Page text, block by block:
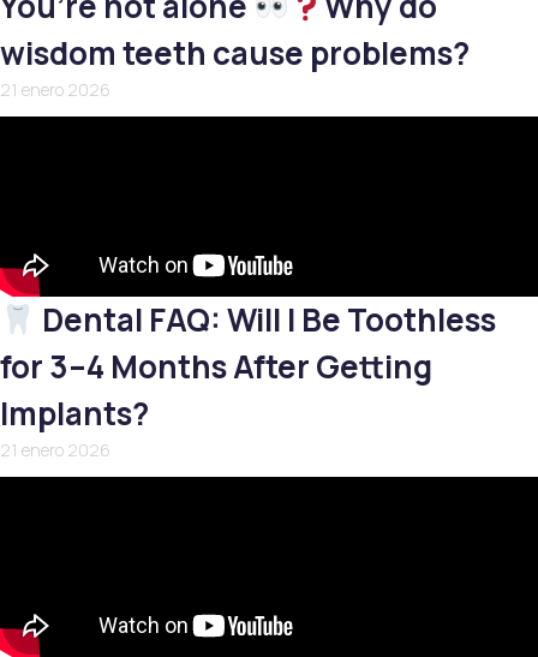
wisdom teeth cause problems?
21 enero 2026
Dental FAQ: Will I Be Toothless
for 3–4 Months After Getting
Implants?
21 enero 2026